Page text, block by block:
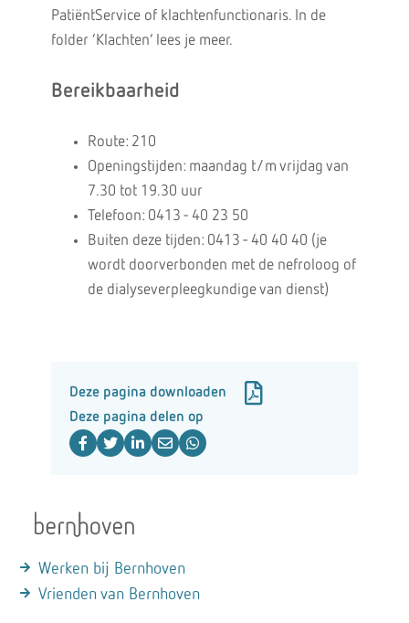
PatiëntService of klachtenfunctionaris. In de
folder ‘Klachten’ lees je meer.
Bereikbaarheid
Route: 210
Openingstijden: maandag t/m vrijdag van
7.30 tot 19.30 uur
Telefoon: 0413 - 40 23 50
Buiten deze tijden: 0413 - 40 40 40 (je
wordt doorverbonden met de nefroloog of
de dialyseverpleegkundige van dienst)
Deze pagina downloaden
Deze pagina delen op
Werken bij Bernhoven
Vrienden van Bernhoven